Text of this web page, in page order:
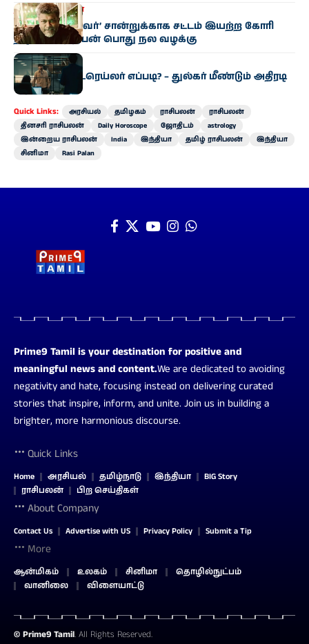
தமிழகம்சினிமா
‘சாதி, மதமற்றவர்’ சான்றுக்காக சட்டம் இயற்ற கோரி
நடிகர் பார்த்திபன் பொது நல வழக்கு
சினிமா
‘ஐ அம் கேம்’ ட்ரெய்லர் எப்படி? – துல்கர் மீண்டும் அதிரடி
‘ஆட்டம்’!
Quick Links: அரசியல் தமிழகம் ராசிபலன்
ராசிபலன்
தினசரி ராசிபலன்
Daily Horoscope ஜோதிடம்
astrology
இன்றைய ராசிபலன்
India இந்தியா தமிழ் ராசிபலன்
இந்தியா
சினிமா
Rasi Palan
Prime9 Tamil is your destination for positive and
meaningful news and content.We are dedicated to avoiding
negativity and hate, focusing instead on delivering curated
stories that inspire, inform, and unite. Join us in building a
brighter, more harmonious discourse.
Quick Links
Home அரசியல் தமிழ்நாடு இந்தியா
BIG Story
ராசிபலன்
பிற செய்திகள்
About Company
Contact Us Advertise with US Privacy Policy Submit a Tip
More
ஆன்மிகம் உலகம் சினிமா
தொழில்நுட்பம்
வானிலை
விளையாட்டு
© Prime9 Tamil. All Rights Reserved.